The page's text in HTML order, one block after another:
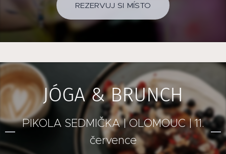
REZERVUJ SI MÍSTO
JÓGA & BRUNCH
PIKOLA SEDMIČKA | OLOMOUC | 11.
července